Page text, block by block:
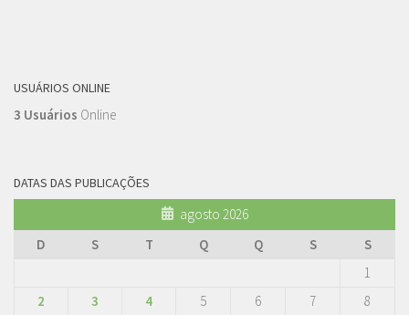
USUÁRIOS ONLINE
3 Usuários Online
DATAS DAS PUBLICAÇÕES
agosto 2026
D
S T Q Q S
S
1
2
3 4 5 6 7
8